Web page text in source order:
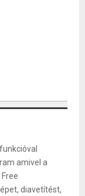
amivel a
diavetítést,